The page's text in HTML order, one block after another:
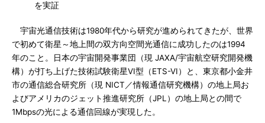
を実証
宇宙光通信技術は1980年代から研究が進められてきたが、世界
で初めて衛星～地上間の双方向空間光通信に成功したのは1994
年のこと。日本の宇宙開発事業団（現 JAXA/宇宙航空研究開発機
構）が打ち上げた技術試験衛星VI型（ETS-VI）と、東京都小金井
市の通信総合研究所（現 NICT／情報通信研究機構）の地上局お
よびアメリカのジェット推進研究所（JPL）の地上局との間で
1Mbpsの光による通信回線が実現した。